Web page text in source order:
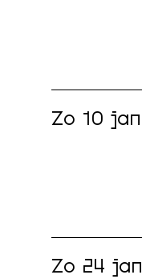
Zo 10 jan
Zo 24 jan